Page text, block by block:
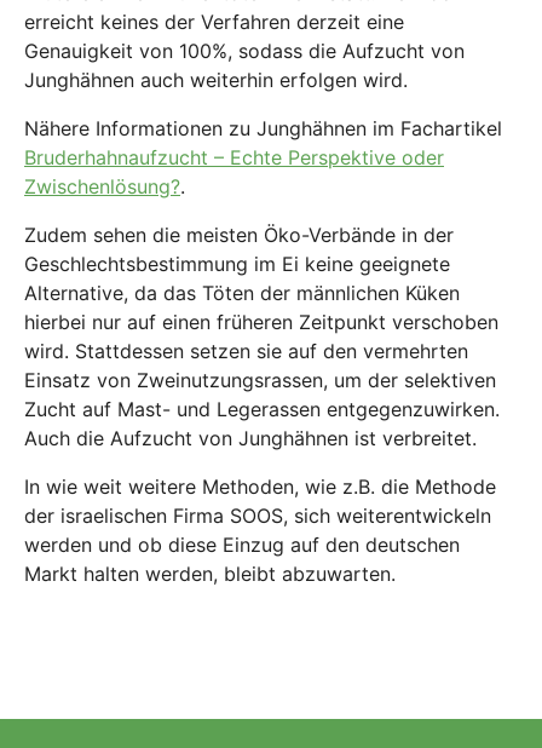
erreicht keines der Verfahren derzeit eine
Genauigkeit von 100%, sodass die Aufzucht von
Junghähnen auch weiterhin erfolgen wird.
Nähere Informationen zu Junghähnen im Fachartikel
Bruderhahnaufzucht – Echte Perspektive oder
Zwischenlösung?.
Zudem sehen die meisten Öko-Verbände in der
Geschlechtsbestimmung im Ei keine geeignete
Alternative, da das Töten der männlichen Küken
hierbei nur auf einen früheren Zeitpunkt verschoben
wird. Stattdessen setzen sie auf den vermehrten
Einsatz von Zweinutzungsrassen, um der selektiven
Zucht auf Mast- und Legerassen entgegenzuwirken.
Auch die Aufzucht von Junghähnen ist verbreitet.
In wie weit weitere Methoden, wie z.B. die Methode
der israelischen Firma SOOS, sich weiterentwickeln
werden und ob diese Einzug auf den deutschen
Markt halten werden, bleibt abzuwarten.